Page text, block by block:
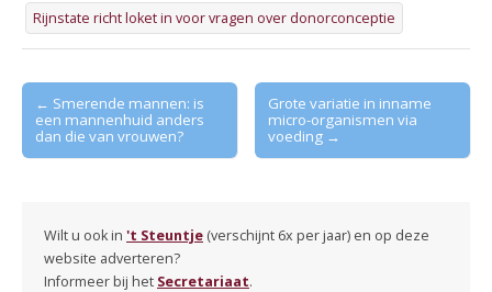
Rijnstate richt loket in voor vragen over donorconceptie
Post
navigation
← Smerende mannen: is
een mannenhuid anders
dan die van vrouwen?
Grote variatie in inname
micro-organismen via
voeding →
Wilt u ook in 't Steuntje (verschijnt 6x per jaar) en op deze
website adverteren?
Informeer bij het Secretariaat.